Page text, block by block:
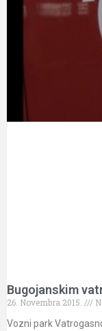
Bugojanskim
26. Novembra 2015.
Vozni park